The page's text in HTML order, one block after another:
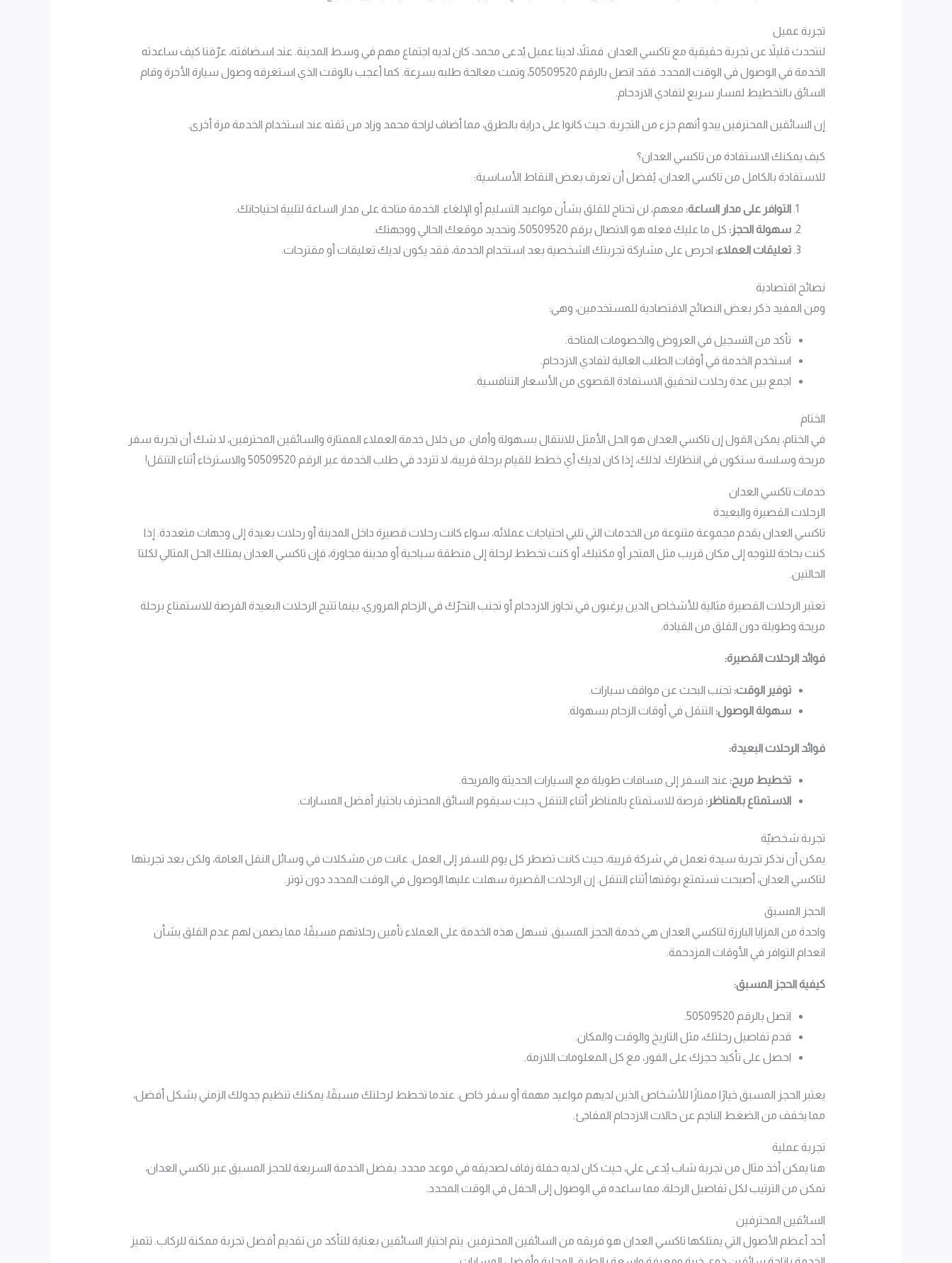
تجربة عميل
لنتحدث قليلاً عن تجربة حقيقية مع تاكسي العدان. فمثلاً، لدينا عميل يُدعى محمد، كان لديه اجتماع مهم في وسط المدينة. عند اسضافته، عرّفنا كيف ساعدته
الخدمة في الوصول في الوقت المحدد. فقد اتصل بالرقم 50509520، وتمت معالجة طلبه بسرعة. كما أعجب بالوقت الذي استغرقه وصول سيارة الأجرة وقام
السائق بالتخطيط لمسار سريع لتفادي الازدحام.
إن السائقين المحترفين يبدو أنهم جزء من التجربة. حيث كانوا على دراية بالطرق، مما أضاف لراحة محمد وزاد من ثقته عند استخدام الخدمة مرة أخرى.
كيف يمكنك الاستفادة من تاكسي العدان؟
للاستفادة بالكامل من تاكسي العدان، يُفضل أن تعرف بعض النقاط الأساسية:
التوافر على مدار الساعة: معهم، لن تحتاج للقلق بشأن مواعيد التسليم أو الإلغاء. الخدمة متاحة على مدار الساعة لتلبية احتياجاتك.
سهولة الحجز: كل ما عليك فعله هو الاتصال برقم 50509520، وتحديد موقعك الحالي ووجهتك.
تعليقات العملاء: احرص على مشاركة تجربتك الشخصية بعد استخدام الخدمة، فقد يكون لديك تعليقات أو مقترحات.
نصائح اقتصادية
ومن المفيد ذكر بعض النصائح الاقتصادية للمستخدمين، وهي:
تأكد من التسجيل في العروض والخصومات المتاحة.
استخدم الخدمة في أوقات الطلب العالية لتفادي الازدحام.
اجمع بين عدة رحلات لتحقيق الاستفادة القصوى من الأسعار التنافسية.
الختام
في الختام، يمكن القول إن تاكسي العدان هو الحل الأمثل للانتقال بسهولة وأمان. من خلال خدمة العملاء الممتازة والسائقين المحترفين، لا شك أن تجربة سفر
مريحة وسلسة ستكون في انتظارك. لذلك، إذا كان لديك أي خطط للقيام برحلة قريبة، لا تتردد في طلب الخدمة عبر الرقم 50509520 والاسترخاء أثناء التنقل!
خدمات تاكسي العدان
الرحلات القصيرة والبعيدة
تاكسي العدان يقدم مجموعة متنوعة من الخدمات التي تلبي احتياجات عملائه، سواء كانت رحلات قصيرة داخل المدينة أو رحلات بعيدة إلى وجهات متعددة. إذا
كنت بحاجة للتوجه إلى مكان قريب مثل المتجر أو مكتبك، أو كنت تخطط لرحلة إلى منطقة سياحية أو مدينة مجاورة، فإن تاكسي العدان يمتلك الحل المثالي لكلتا
الحالتين.
تعتبر الرحلات القصيرة مثالية للأشخاص الذين يرغبون في تجاوز الازدحام أو تجنب التحرّك في الزحام المروري، بينما تتيح الرحلات البعيدة الفرصة للاستمتاع برحلة
مريحة وطويلة دون القلق من القيادة.
فوائد الرحلات القصيرة:
توفير الوقت: تجنب البحث عن مواقف سيارات.
سهولة الوصول: التنقل في أوقات الزحام بسهولة.
فوائد الرحلات البعيدة:
تخطيط مريح: عند السفر إلى مسافات طويلة مع السيارات الحديثة والمريحة.
الاستمتاع بالمناظر: فرصة للاستمتاع بالمناظر أثناء التنقل، حيث سيقوم السائق المحترف باختيار أفضل المسارات.
تجربة شخصيّة
يمكن أن نذكر تجربة سيدة تعمل في شركة قريبة، حيث كانت تضطر كل يوم للسفر إلى العمل. عانت من مشكلات في وسائل النقل العامة، ولكن بعد تجربتها
لتاكسي العدان، أصبحت تستمتع بوقتها أثناء التنقل. إن الرحلات القصيرة سهلت عليها الوصول في الوقت المحدد دون توتر.
الحجز المسبق
واحدة من المزايا البارزة لتاكسي العدان هي خدمة الحجز المسبق. تسهل هذه الخدمة على العملاء تأمين رحلاتهم مسبقًا، مما يضمن لهم عدم القلق بشأن
انعدام التوافر في الأوقات المزدحمة.
كيفية الحجز المسبق:
اتصل بالرقم 50509520.
قدم تفاصيل رحلتك، مثل التاريخ والوقت والمكان.
احصل على تأكيد حجزك على الفور، مع كل المعلومات اللازمة.
يعتبر الحجز المسبق خيارًا ممتازًا للأشخاص الذين لديهم مواعيد مهمة أو سفر خاص. عندما تخطط لرحلتك مسبقًا، يمكنك تنظيم جدولك الزمني بشكل أفضل،
مما يخفف من الضغط الناجم عن حالات الازدحام المفاجئ.
تجربة عملية
هنا يمكن أخذ مثال من تجربة شاب يُدعى علي، حيث كان لديه حفلة زفاف لصديقه في موعد محدد. بفضل الخدمة السريعة للحجز المسبق عبر تاكسي العدان،
تمكن من الترتيب لكل تفاصيل الرحلة، مما ساعده في الوصول إلى الحفل في الوقت المحدد.
السائقين المحترفين
أحد أعظم الأصول التي يمتلكها تاكسي العدان هو فريقه من السائقين المحترفين. يتم اختيار السائقين بعناية للتأكد من تقديم أفضل تجربة ممكنة للركاب. تتميز